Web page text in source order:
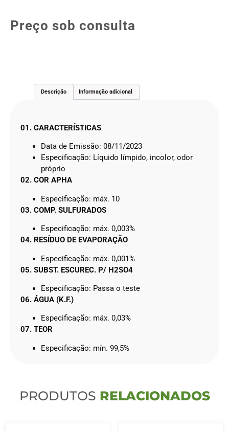
Preço sob consulta
Descrição Informação adicional
01. CARACTERÍSTICAS
Data de Emissão: 08/11/2023
Especificação: Líquido límpido, incolor, odor
próprio
02. COR APHA
Especificação: máx. 10
03. COMP. SULFURADOS
Especificação: máx. 0,003%
04. RESÍDUO DE EVAPORAÇÃO
Especificação: máx. 0,001%
05. SUBST. ESCUREC. P/ H2SO4
Especificação: Passa o teste
06. ÁGUA (K.F.)
Especificação: máx. 0,03%
07. TEOR
Especificação: mín. 99,5%
PRODUTOS RELACIONADOS